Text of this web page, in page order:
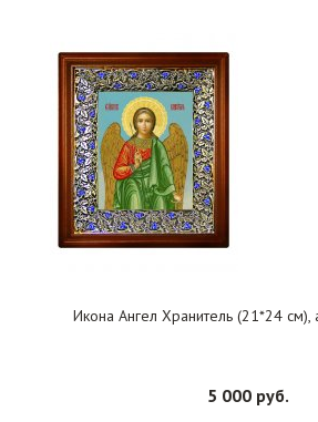
Икона Ангел Хранитель (21*24
5 000 руб.